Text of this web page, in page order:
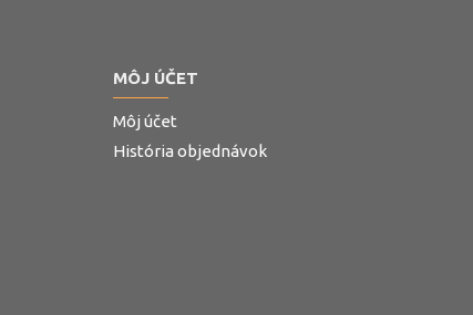
MÔJ ÚČET
Môj účet
História objednávok